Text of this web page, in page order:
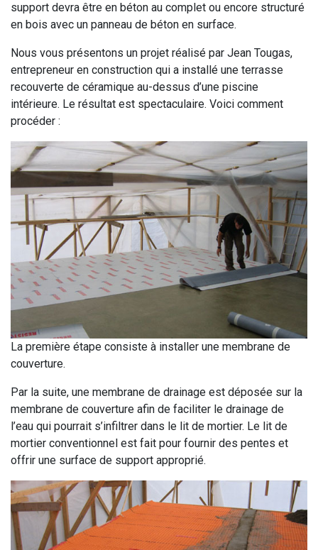
support devra être en béton au complet ou encore structuré
en bois avec un panneau de béton en surface.
Nous vous présentons un projet réalisé par Jean Tougas,
entrepreneur en construction qui a installé une terrasse
recouverte de céramique au-dessus d’une piscine
intérieure. Le résultat est spectaculaire. Voici comment
procéder :
La première étape consiste à installer une membrane de
couverture.
Par la suite, une membrane de drainage est déposée sur la
membrane de couverture afin de faciliter le drainage de
l’eau qui pourrait s’infiltrer dans le lit de mortier. Le lit de
mortier conventionnel est fait pour fournir des pentes et
offrir une surface de support approprié.